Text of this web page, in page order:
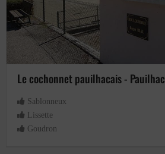
Le cochonnet pauilhacais - Pauilhac
Sablonneux
Lissette
Goudron